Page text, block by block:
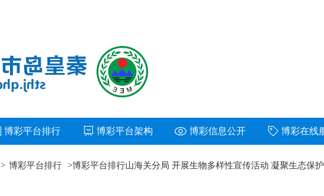
博彩平台排行 博彩平台架构 博彩信息公开 博彩在线
> 博彩平台排行 >博彩平台排行山海关分局 开展生物多样性宣传活动 凝聚生态保